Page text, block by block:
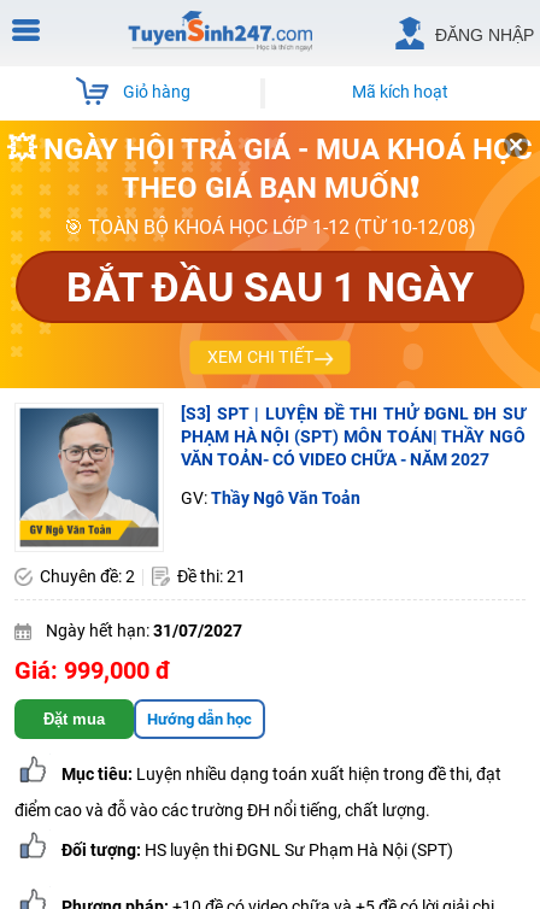
ĐĂNG NHẬP
Giỏ hàng Mã kích hoạt
💥 NGÀY HỘI TRẢ GIÁ - MUA KHOÁ HỌC
THEO GIÁ BẠN MUỐN❗
🎯 TOÀN BỘ KHOÁ HỌC LỚP 1-12 (TỪ 10-12/08)
BẮT ĐẦU SAU 1 NGÀY
XEM CHI TIẾT
[S3] SPT | LUYỆN ĐỀ THI THỬ ĐGNL ĐH SƯ
PHẠM HÀ NỘI (SPT) MÔN TOÁN| THẦY NGÔ
VĂN TOẢN- CÓ VIDEO CHỮA - NĂM 2027
GV:Thầy Ngô Văn Toản
Chuyên đề: 2 Đề thi: 21
Ngày hết hạn:31/07/2027
Giá: 999,000 đ
Đặt mua Hướng dẫn học
Mục tiêu: Luyện nhiều dạng toán xuất hiện trong đề thi, đạt
điểm cao và đỗ vào các trường ĐH nổi tiếng, chất lượng.
Đối tượng: HS luyện thi ĐGNL Sư Phạm Hà Nội (SPT)